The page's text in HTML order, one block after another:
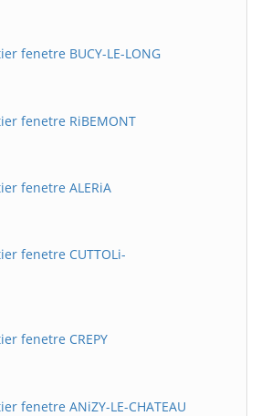
fenetre BUCY-LE-LONG
fenetre RiBEMONT
fenetre ALERiA
fenetre CUTTOLi-
fenetre CREPY
fenetre ANiZY-LE-CHATEAU